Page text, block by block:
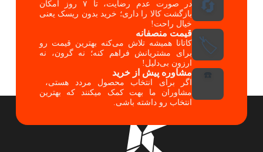
🔄
در صورت عدم رضایت، تا ۷ روز امکان
بازگشت کالا را داری؛ خرید بدون ریسک یعنی
خیال راحت!
🏷️
قیمت منصفانه
کاتانا همیشه تلاش می‌کنه بهترین قیمت رو
برای مشتریانش فراهم کنه؛ نه گرون، نه
ارزون بی‌دلیل!
☎️ مشاوره پیش از خرید
اگر برای انتخاب محصول مردد هستی،
مشاوران ما بهت کمک میکنند که بهترین
انتخاب رو داشته باشی.